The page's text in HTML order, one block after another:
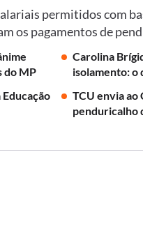
permitidos com
os pagamentos de
do MP
Carolina
isolamento: o
TCU envia
penduricalho